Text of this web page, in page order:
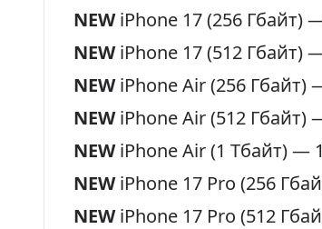
NEWiPhone 17 (256 Гбайт)
NEWiPhone 17 (512 Гбайт)
NEWiPhone Air (256 Гбайт)
NEWiPhone Air (512 Гбайт)
NEWiPhone Air (1 Тбайт) —
NEWiPhone 17 Pro (256
NEWiPhone 17 Pro (512